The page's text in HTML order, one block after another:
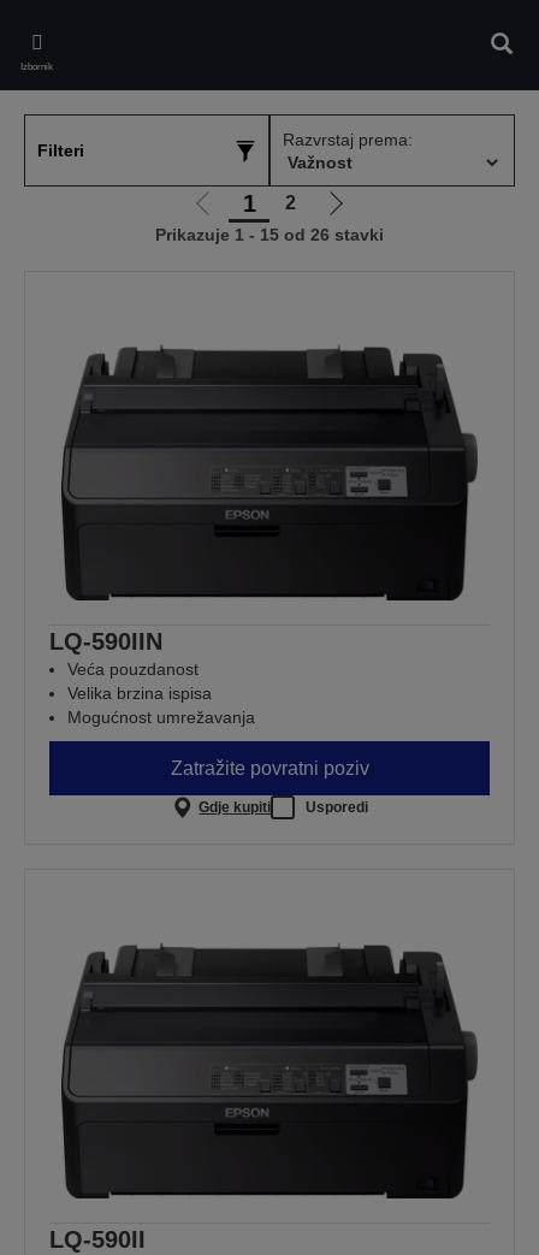
main
content
Izbornik
Filteri
Razvrstaj prema:
Idi
na
1 2
Idi
na
Prikazuje 1 - 15 od 26 stavki
LQ-590IIN
Veća pouzdanost
Velika brzina ispisa
Mogućnost umrežavanja
Zatražite povratni poziv
Gdje kupiti Usporedi
LQ-590II